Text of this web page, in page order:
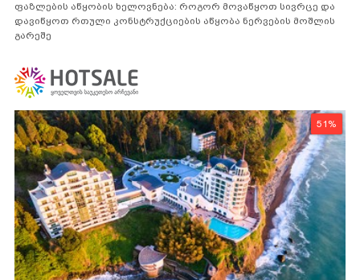
ფაზლების აწყობის ხელოვნება: როგორ მოვაწყოთ სივრცე და
დავიწყოთ რთული კონსტრუქციების აწყობა ნერვების მოშლის
გარეშე
51%